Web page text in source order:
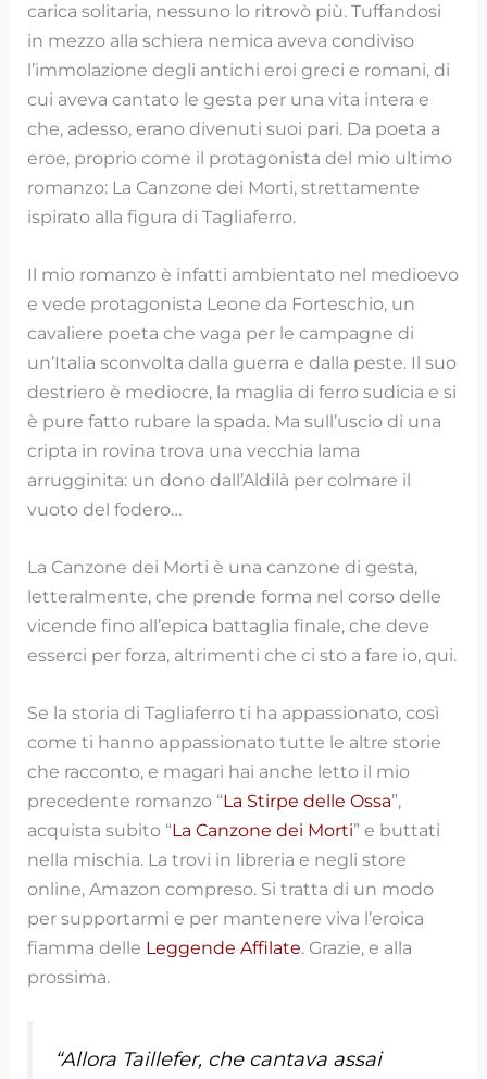
carica solitaria, nessuno lo ritrovò più. Tuffandosi
in mezzo alla schiera nemica aveva condiviso
l’immolazione degli antichi eroi greci e romani, di
cui aveva cantato le gesta per una vita intera e
che, adesso, erano divenuti suoi pari. Da poeta a
eroe, proprio come il protagonista del mio ultimo
romanzo: La Canzone dei Morti, strettamente
ispirato alla figura di Tagliaferro.
Il mio romanzo è infatti ambientato nel medioevo
e vede protagonista Leone da Forteschio, un
cavaliere poeta che vaga per le campagne di
un’Italia sconvolta dalla guerra e dalla peste. Il suo
destriero è mediocre, la maglia di ferro sudicia e si
è pure fatto rubare la spada. Ma sull’uscio di una
cripta in rovina trova una vecchia lama
arrugginita: un dono dall’Aldilà per colmare il
vuoto del fodero…
La Canzone dei Morti è una canzone di gesta,
letteralmente, che prende forma nel corso delle
vicende fino all’epica battaglia finale, che deve
esserci per forza, altrimenti che ci sto a fare io, qui.
Se la storia di Tagliaferro ti ha appassionato, così
come ti hanno appassionato tutte le altre storie
che racconto, e magari hai anche letto il mio
precedente romanzo “La Stirpe delle Ossa”,
acquista subito “La Canzone dei Morti” e buttati
nella mischia. La trovi in libreria e negli store
online, Amazon compreso. Si tratta di un modo
per supportarmi e per mantenere viva l’eroica
fiamma delle Leggende Affilate. Grazie, e alla
prossima.
“Allora Taillefer, che cantava assai